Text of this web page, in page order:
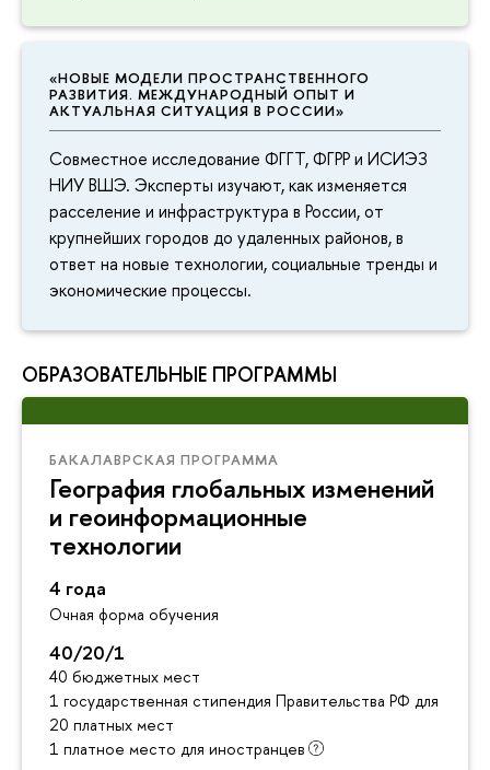
«НОВЫЕ МОДЕЛИ ПРОСТРАНСТВЕННОГО
РАЗВИТИЯ. МЕЖДУНАРОДНЫЙ ОПЫТ И
АКТУАЛЬНАЯ СИТУАЦИЯ В РОССИИ»
Совместное исследование ФГГТ, ФГРР и ИСИЭЗ
НИУ ВШЭ. Эксперты изучают, как изменяется
расселение и инфраструктура в России, от
крупнейших городов до удаленных районов, в
ответ на новые технологии, социальные тренды и
экономические процессы.
ОБРАЗОВАТЕЛЬНЫЕ ПРОГРАММЫ
БАКАЛАВРСКАЯ ПРОГРАММА
География глобальных изменений
и геоинформационные
технологии
4 года
Очная форма обучения
40/20/1
40 бюджетных мест
1 государственная стипендия Правительства РФ для
20 платных мест
1 платное место для иностранцев